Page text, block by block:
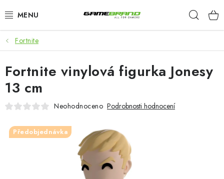
na
KATEGORIE
FILMY A SERIÁLY
HRY
Fortnite
Fortnite vinylová figurka Jonesy
13 cm
Neohodnoceno Podrobnosti hodnocení
Předobjednávka